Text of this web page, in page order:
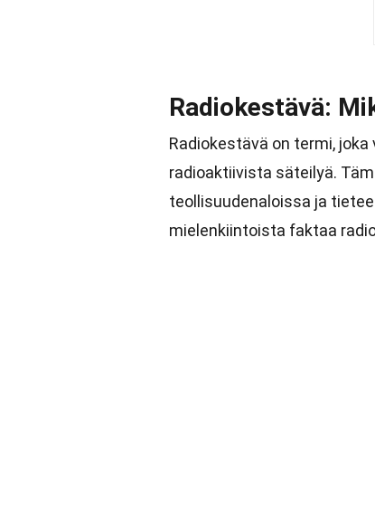
Radiokestävä:
Radiokestävä on termi,
radioaktiivista säteilyä.
teollisuudenaloissa ja
mielenkiintoista faktaa